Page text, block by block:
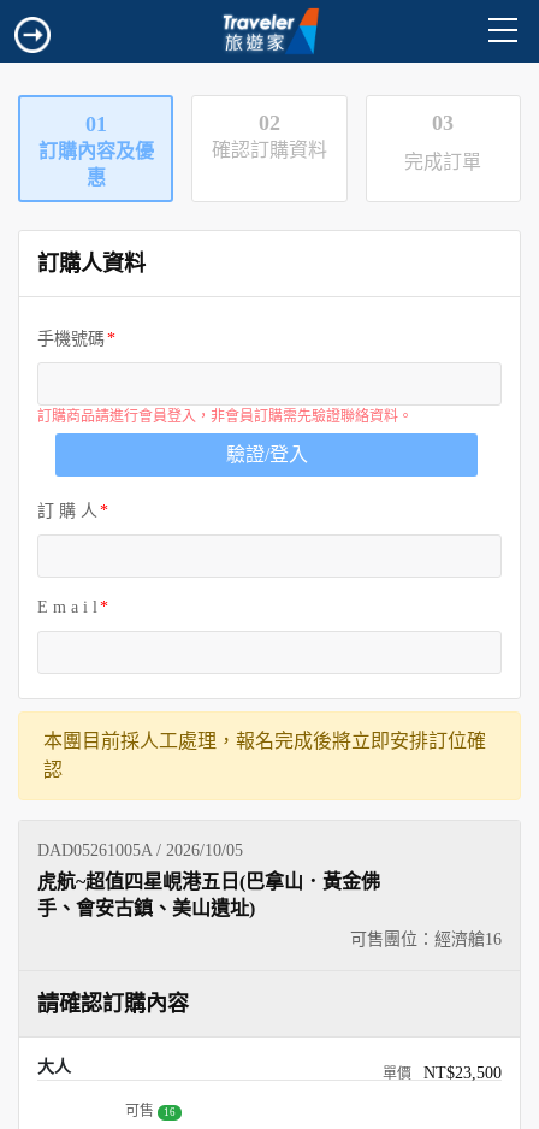
01
訂購內容及優
惠
02
確認訂購資料
03
完成訂單
訂購人資料
手機號碼
訂購商品請進行會員登入，非會員訂購需先驗證聯絡資料。
驗證/登入
訂 購 人
E m a i l
本團目前採人工處理，報名完成後將立即安排訂位確
認
DAD05261005A / 2026/10/05
可售團位：經濟艙16
虎航~超值四星峴港五日(巴拿山．黃金佛
手、會安古鎮、美山遺址)
請確認訂購內容
大人 NT$23,500
可售 16